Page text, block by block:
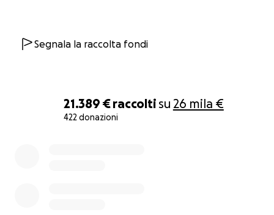
21.389 € raccolti su 26 mila €
422 donazioni
Segnala la raccolta fondi